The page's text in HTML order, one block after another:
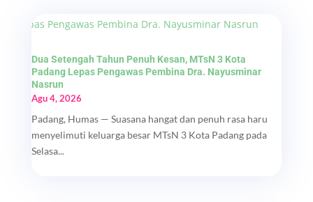
Dua Setengah Tahun Penuh Kesan, MTsN 3 Kota
Padang Lepas Pengawas Pembina Dra. Nayusminar
Nasrun
Agu 4, 2026
Padang, Humas — Suasana hangat dan penuh rasa haru
menyelimuti keluarga besar MTsN 3 Kota Padang pada
Selasa...